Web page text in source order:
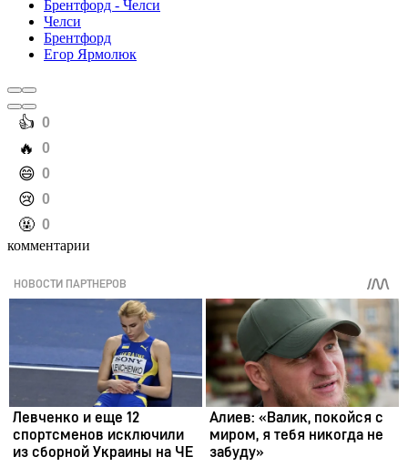
Брентфорд - Челси
Челси
Брентфорд
Егор Ярмолюк
️👍 0
️🔥 0
️😄 0
️😢 0
️🤬 0
комментарии